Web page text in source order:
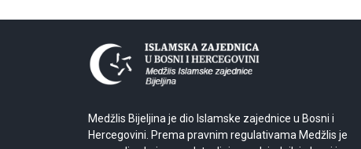
Medžlis Bijeljina je dio Islamske zajednice u Bosni i
Hercegovini. Prema pravnim regulativama Medžlis je